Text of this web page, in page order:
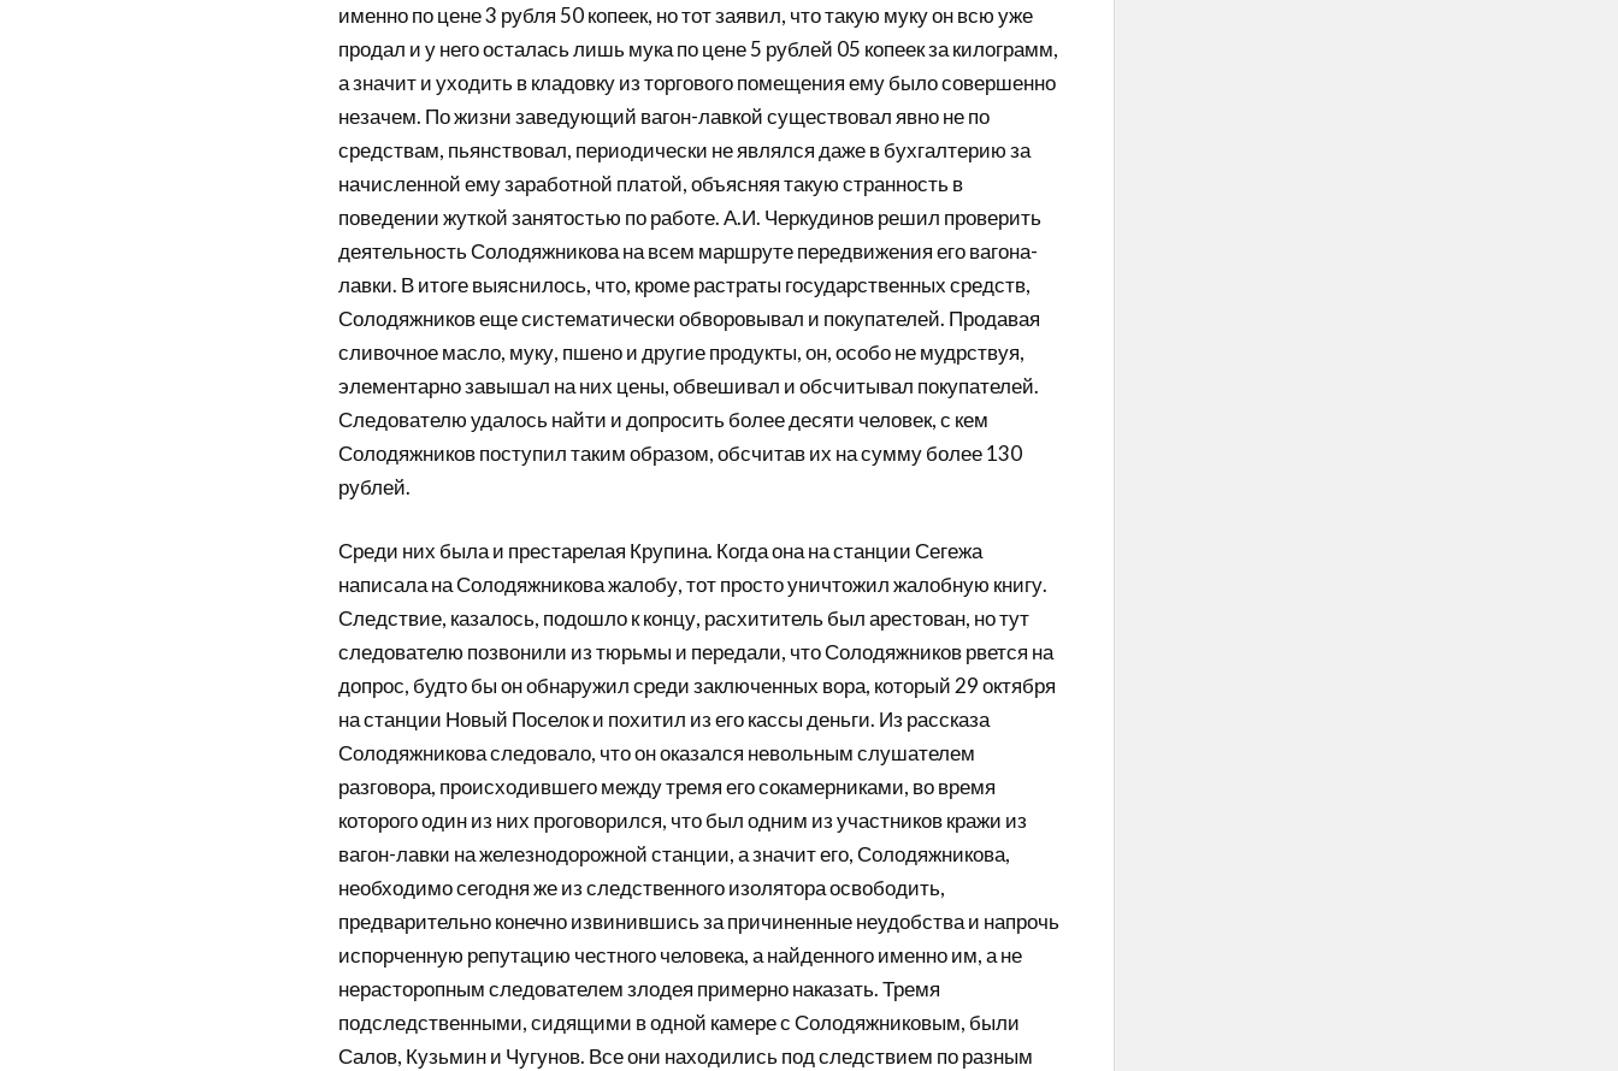
именно по цене 3 рубля 50 копеек, но тот заявил, что такую муку он всю уже
продал и у него осталась лишь мука по цене 5 рублей 05 копеек за килограмм,
а значит и уходить в кладовку из торгового помещения ему было совершенно
незачем. По жизни заведующий вагон-лавкой существовал явно не по
средствам, пьянствовал, периодически не являлся даже в бухгалтерию за
начисленной ему заработной платой, объясняя такую странность в
поведении жуткой занятостью по работе. А.И. Черкудинов решил проверить
деятельность Солодяжникова на всем маршруте передвижения его вагона-
лавки. В итоге выяснилось, что, кроме растраты государственных средств,
Солодяжников еще систематически обворовывал и покупателей. Продавая
сливочное масло, муку, пшено и другие продукты, он, особо не мудрствуя,
элементарно завышал на них цены, обвешивал и обсчитывал покупателей.
Следователю удалось найти и допросить более десяти человек, с кем
Солодяжников поступил таким образом, обсчитав их на сумму более 130
рублей.
Среди них была и престарелая Крупина. Когда она на станции Сегежа
написала на Солодяжникова жалобу, тот просто уничтожил жалобную книгу.
Следствие, казалось, подошло к концу, расхититель был арестован, но тут
следователю позвонили из тюрьмы и передали, что Солодяжников рвется на
допрос, будто бы он обнаружил среди заключенных вора, который 29 октября
на станции Новый Поселок и похитил из его кассы деньги. Из рассказа
Солодяжникова следовало, что он оказался невольным слушателем
разговора, происходившего между тремя его сокамерниками, во время
которого один из них проговорился, что был одним из участников кражи из
вагон-лавки на железнодорожной станции, а значит его, Солодяжникова,
необходимо сегодня же из следственного изолятора освободить,
предварительно конечно извинившись за причиненные неудобства и напрочь
испорченную репутацию честного человека, а найденного именно им, а не
нерасторопным следователем злодея примерно наказать. Тремя
подследственными, сидящими в одной камере с Солодяжниковым, были
Салов, Кузьмин и Чугунов. Все они находились под следствием по разным